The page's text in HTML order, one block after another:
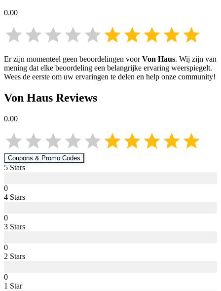
0.00
Er zijn momenteel geen beoordelingen voorVon Haus. Wij zijn van
mening dat elke beoordeling een belangrijke ervaring weerspiegelt.
Wees de eerste om uw ervaringen te delen en help onze community!
Von Haus Reviews
0.00
Coupons & Promo Codes
5 Stars
0
4 Stars
0
3 Stars
0
2 Stars
0
1 Star